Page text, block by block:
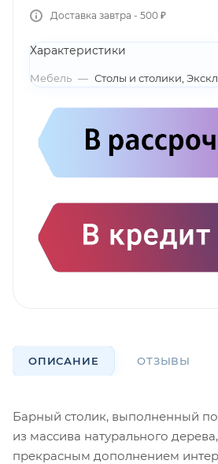
Доставка завтра - 500 ₽
Характеристики
Мебель — Столы и столики,
ОПИСАНИЕ ОТЗЫВЫ
Барный столик, выполненный
из массива натурального
прекрасным дополнением